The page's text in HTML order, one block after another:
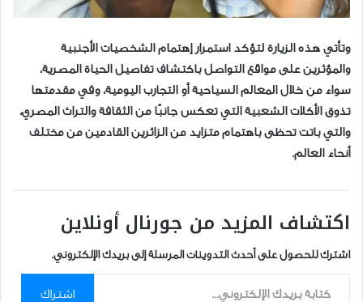
وتأتي هذه الزيارة لتؤكد استمرار إهتمام الشخصيات الأجنبية
والمؤثرين على مواقع التواصل باكتشاف تفاصيل الحياة المصرية،
سواء من خلال المعالم السياحية أو التجارب اليومية، وفي مقدمتها
تذوق الأكلات الشعبية التي تعكس جانبًا من الثقافة والتراث المصري،
والتي باتت تحظى باهتمام متزايد من الزائرين القادمين من مختلف
أنحاء العالم.
اكتشاف المزيد من جورنال أونلاين
اشترك للحصول على أحدث التدوينات المرسلة إلى بريدك الإلكتروني.
كتابة بريدك الإلكتروني...
اشتراك